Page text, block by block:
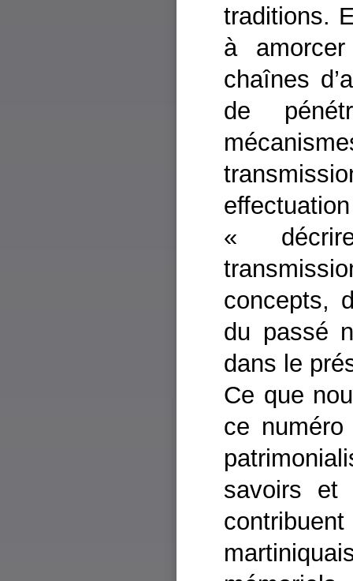
traditions.
à
chaînes
de
«
concepts,
du passé
dans le
Ce que
ce numéro
savoirs et